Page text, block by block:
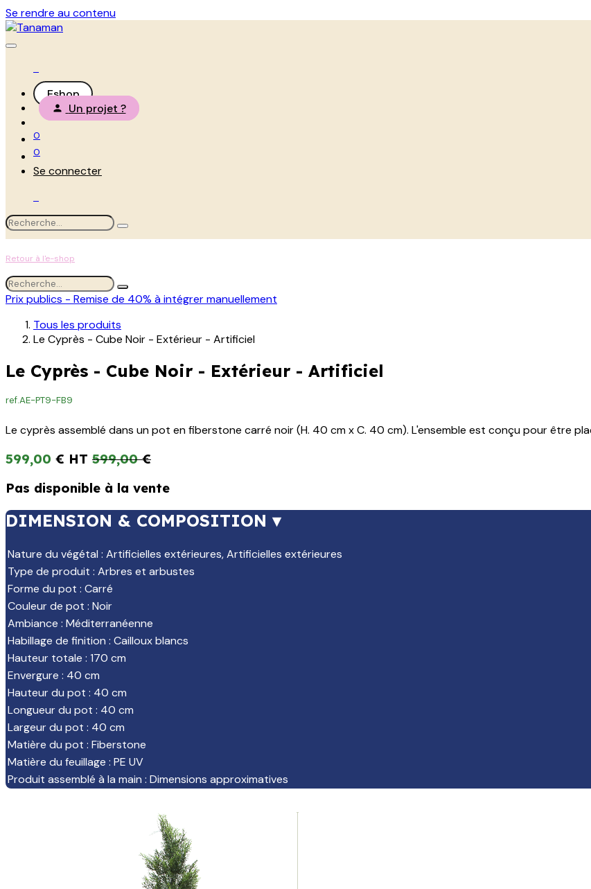
Se rendre au contenu
Eshop
Un projet ?
0
0
Se connecter
Retour à l'e-shop
Prix publics - Remise de 40% à intégrer manuellement
Tous les produits
Le Cyprès - Cube Noir - Extérieur - Artificiel
Le Cyprès - Cube Noir - Extérieur - Artificiel
ref.AE-PT9-FB9
Le cyprès assemblé dans un pot en fiberstone carré noir (H. 40 cm x C. 40 cm). L'ensemble est conçu pour être
599,00 € 599,00€
Pas disponible à la vente
DIMENSION & COMPOSITION ▾
Nature du végétal : Artificielles extérieures,Artificielles extérieures
Type de produit : Arbres et arbustes
Forme du pot : Carré
Couleur de pot : Noir
Ambiance : Méditerranéenne
Habillage de finition : Cailloux blancs
Hauteur totale : 170 cm
Envergure : 40 cm
Hauteur du pot : 40 cm
Longueur du pot : 40 cm
Largeur du pot : 40 cm
Matière du pot : Fiberstone
Matière du feuillage : PE UV
Produit assemblé à la main : Dimensions approximatives